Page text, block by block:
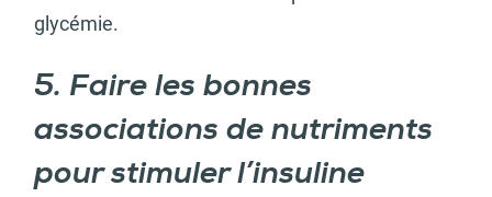
glycémie.
5. Faire les bonnes
associations de nutriments
pour stimuler l’insuline